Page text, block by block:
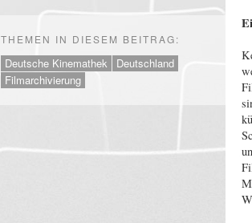
THEMEN IN DIESEM BEITRAG:
Deutsche Kinemathek
Deutschland
Filmarchivierung